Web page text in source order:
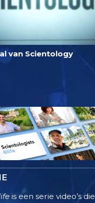
van Scientology
is een serie video’s die